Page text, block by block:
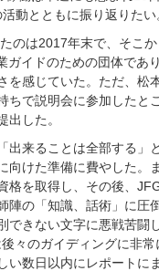
動とともに振り返りたい
のは2017年末で、そこか
イドのための団体であり
を感じていた。ただ、松
ちで説明会に参加したとこ
出した。
出来ることは全部する」
向けた準備に費やした。ま
格を取得し、その後、
陣の「知識、話術」に圧
できない文字に悪戦苦闘
々のガイディングに非常
い数日以内にレポートに